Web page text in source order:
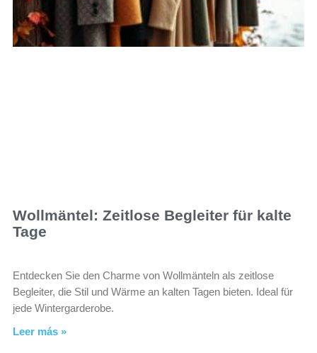
Wollmäntel: Zeitlose Begleiter für kalte
Tage
Entdecken Sie den Charme von Wollmänteln als zeitlose
Begleiter, die Stil und Wärme an kalten Tagen bieten. Ideal für
jede Wintergarderobe.
Leer más »